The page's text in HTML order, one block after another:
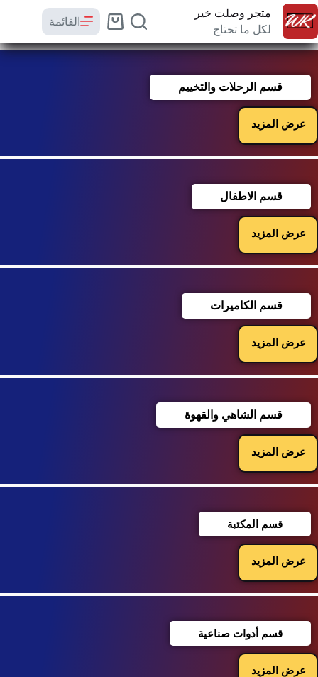
متجر وصلت خير
لكل ما تحتاج
القائمة
قسم الرحلات والتخييم
عرض المزيد
قسم الاطفال
عرض المزيد
قسم الكاميرات
عرض المزيد
قسم الشاهي والقهوة
عرض المزيد
قسم المكتبة
عرض المزيد
قسم أدوات صناعية
عرض المزيد